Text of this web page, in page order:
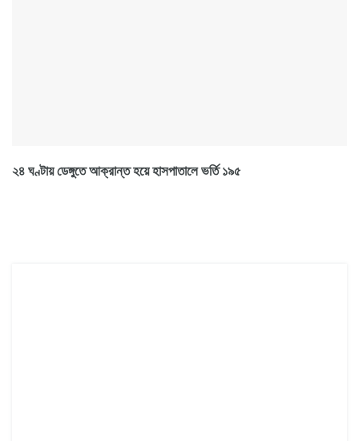
২৪ ঘণ্টায় ডেঙ্গুতে আক্রান্ত হয়ে হাসপাতালে ভর্তি ১৯৫